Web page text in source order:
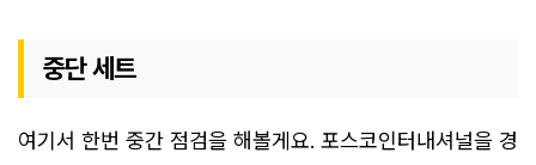
중단 세트
여기서 한번 중간 점검을 해볼게요. 포스코인터내셔널을 경